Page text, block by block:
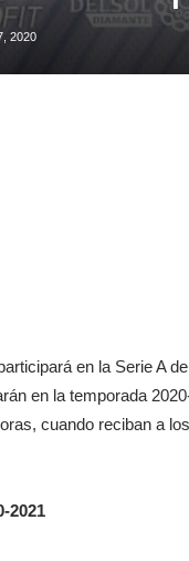
2020
en la Serie A
en la temporada
cuando reciban a
2021